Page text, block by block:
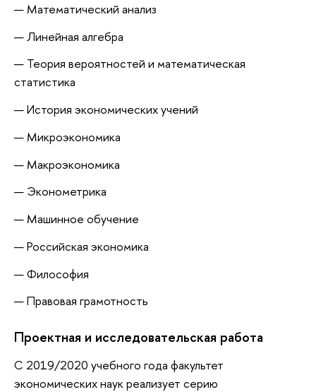
Математический анализ
Линейная алгебра
Теория вероятностей и математическая
статистика
История экономических учений
Микроэкономика
Макроэкономика
Эконометрика
Машинное обучение
Российская экономика
Философия
Правовая грамотность
Проектная и исследовательская работа
С 2019/2020 учебного года факультет
экономических наук реализует серию